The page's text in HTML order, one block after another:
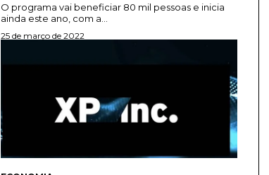
O programa vai beneficiar 80 mil pessoas e inicia
ainda este ano, com a...
25 de março de 2022